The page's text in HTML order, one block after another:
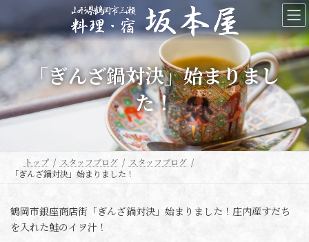
テ
ン
ツ
へ
ス
キ
ッ
ゲ
ー
シ
ョ
ン
に
移
「ぎんざ鍋対決」始まりまし
た！
トップ スタッフブログ
スタッフブログ
「ぎんざ鍋対決」始まりました！
鶴岡市銀座商店街「ぎんざ鍋対決」始まりました！庄内産すだち
を入れた鮭のイヲ汁！